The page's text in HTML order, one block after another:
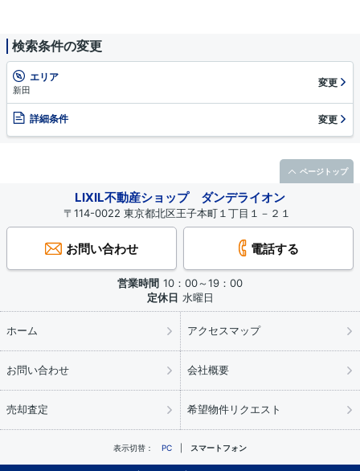
検索条件の変更
エリア
新田
変更
詳細条件 変更
LIXIL不動産ショップ ダンデライオン
〒114-0022 東京都北区王子本町１丁目１－２１
お問い合わせ 電話する
営業時間 10：00～19：00
定休日 水曜日
ホーム アクセスマップ
お問い合わせ 会社概要
売却査定 希望物件リクエスト
表示切替： PC スマートフォン
ページトップ